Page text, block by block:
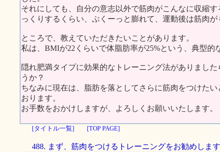
それにしても、自分の意志以外で筋肉がこんなに収縮
っくりするくらい、ぷくーっと膨れて、運動後は筋肉
ところで、教えていただきたいことがあります。
私は、BMIが22くらいで体脂肪率が25%という、典型
隠れ肥満タイプに効果的なトレーニング法がありまし
うか？
ちなみに現在は、脂肪を落としてさらに筋肉をつけた
おります。
お手数をおかけしますが、よろしくお願いいたします。
[タイトル一覧] [TOP PAGE]
488. まず、筋肉をつけるトレーニングをお勧めします